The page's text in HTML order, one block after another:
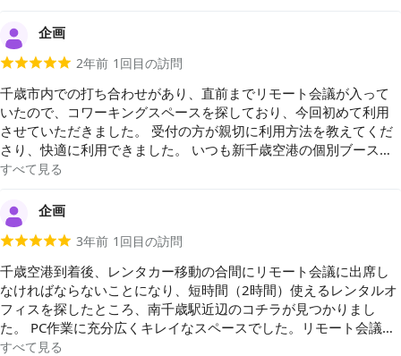
があればまた利用したいです。ありがとうございました。
企画
2年前 1 回目の訪問
千歳市内での打ち合わせがあり、直前までリモート会議が入って
いたので、コワーキングスペースを探しており、今回初めて利用
させていただきました。 受付の方が親切に利用方法を教えてくだ
さり、快適に利用できました。 いつも新千歳空港の個別ブースを
使っていたのですが、こちらの方が安く設備も快適なので、千歳
使わせていただこうと思います。
すべて見る
企画
3年前 1 回目の訪問
千歳空港到着後、レンタカー移動の合間にリモート会議に出席し
なければならないことになり、短時間（2時間）使えるレンタルオ
フィスを探したところ、南千歳駅近辺のコチラが見つかりまし
た。 PC作業に充分広くキレイなスペースでした。リモート会議は
個別ブース（ふたつ）で参加出来たため、秘匿性も確保できまし
すべて見る